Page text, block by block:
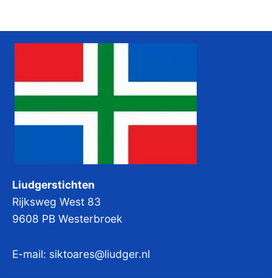
Liudgerstichten
Rijksweg West 83
9608 PB Westerbroek
E-mail: siktoares@liudger.nl